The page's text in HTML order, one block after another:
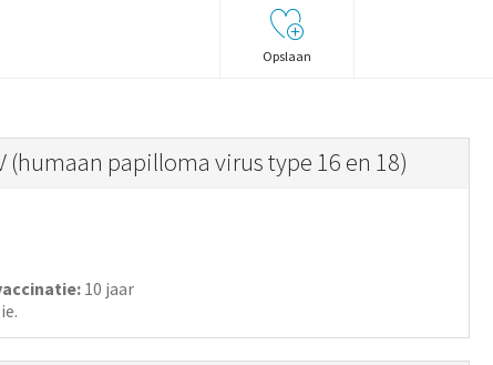
Opslaan
(humaan papilloma virus type 16 en 18)
10 jaar